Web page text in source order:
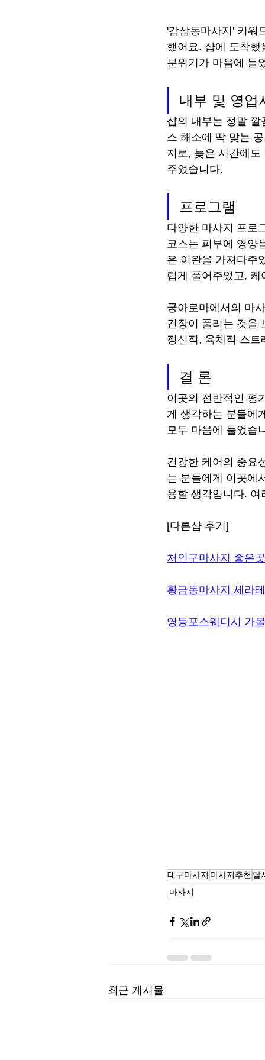
'감삼동마사지' 키워
했어요. 샵에 도착
분위기가 마음에 들
내부 및 영업
샵의 내부는 정말 깔
스 해소에 딱 맞는
지로, 늦은 시간에도
주었습니다.
프로그램
다양한 마사지 프로
코스는 피부에 영양
은 이완을 가져다주
럽게 풀어주었고,
궁아로마에서의 마
긴장이 풀리는 것을
정신적, 육체적 스
결 론
이곳의 전반적인 평
게 생각하는 분들에
모두 마음에 들었습
건강한 케어의 중요
는 분들에게 이곳에
용할 생각입니다.
[다른샵 후기]
처인구마사지 좋은
황금동마사지 세라
영등포스웨디시 가
대구마사지 마사지추천 달
마사지
최근 게시물